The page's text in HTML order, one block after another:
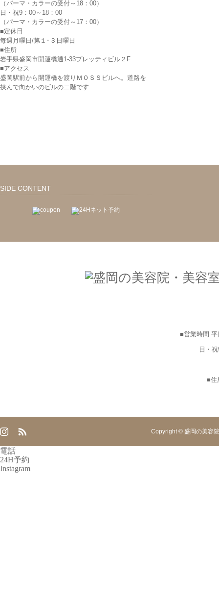
（パーマ・カラーの受付～18：00）
日・祝9：00～18：00
（パーマ・カラーの受付～17：00）
■定休日
毎週月曜日/第１･３日曜日
■住所
岩手県盛岡市開運橋通1-33プレッティビル２F
■アクセス
盛岡駅前から開運橋を渡りＭＯＳＳビルへ。道路を
挟んで向かいのビルの二階です
SIDE CONTENT
■営業時間 平
日・
■住
Copyright © 盛岡の美容
電話
24H予約
Instagram